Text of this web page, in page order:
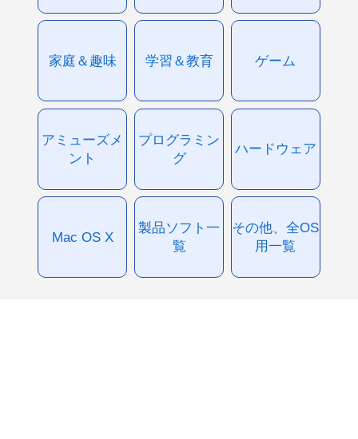
家庭＆趣味 学習＆教育 ゲーム
アミューズメ
ント
プログラミン
グ
ハードウェア
Mac OS X
製品ソフト一
覧
その他、全OS
用一覧